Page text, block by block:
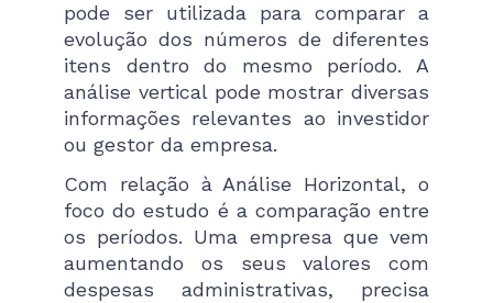
pode ser utilizada para comparar a
evolução dos números de diferentes
itens dentro do mesmo período. A
análise vertical pode mostrar diversas
informações relevantes ao investidor
ou gestor da empresa.
Com relação à Análise Horizontal, o
foco do estudo é a comparação entre
os períodos. Uma empresa que vem
aumentando os seus valores com
despesas administrativas, precisa